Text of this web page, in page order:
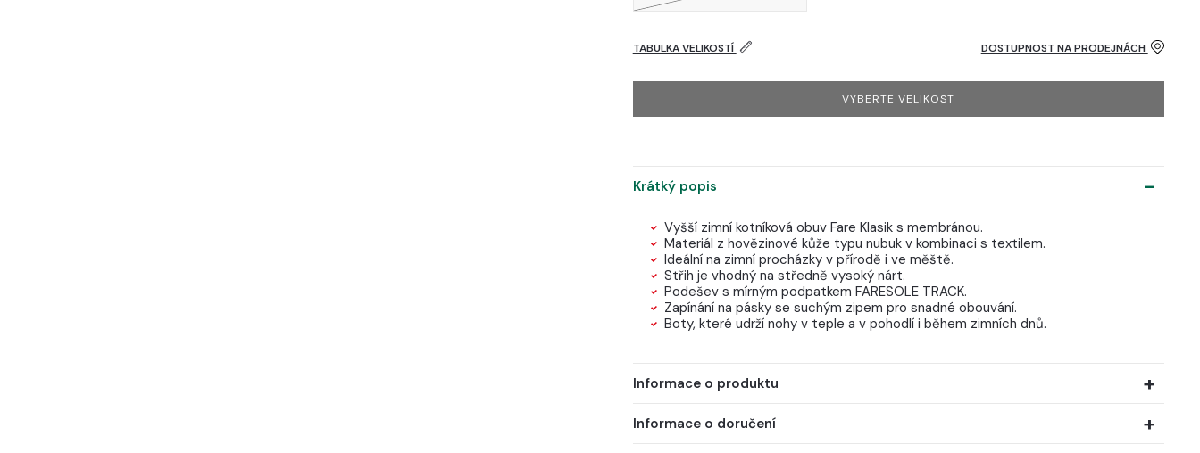
TABULKA VELIKOSTÍ DOSTUPNOST NA PRODEJNÁCH
VYBERTE VELIKOST
Krátký popis
Vyšší zimní kotníková obuv Fare Klasik s membránou.
Materiál z hovězinové kůže typu nubuk v kombinaci s textilem.
Ideální na zimní procházky v přírodě i ve měště.
Střih je vhodný na středně vysoký nárt.
Podešev s mírným podpatkem FARESOLE TRACK.
Zapínání na pásky se suchým zipem pro snadné obouvání.
Boty, které udrží nohy v teple a v pohodlí i během zimních dnů.
Informace o produktu
Informace o doručení